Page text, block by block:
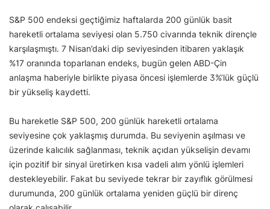
S&P 500 endeksi geçtiğimiz haftalarda 200 günlük basit
hareketli ortalama seviyesi olan 5.750 civarında teknik dirençle
karşılaşmıştı. 7 Nisan’daki dip seviyesinden itibaren yaklaşık
%17 oranında toparlanan endeks, bugün gelen ABD-Çin
anlaşma haberiyle birlikte piyasa öncesi işlemlerde 3%’lük güçlü
bir yükseliş kaydetti.
Bu hareketle S&P 500, 200 günlük hareketli ortalama
seviyesine çok yaklaşmış durumda. Bu seviyenin aşılması ve
üzerinde kalıcılık sağlanması, teknik açıdan yükselişin devamı
için pozitif bir sinyal üretirken kısa vadeli alım yönlü işlemleri
destekleyebilir. Fakat bu seviyede tekrar bir zayıflık görülmesi
durumunda, 200 günlük ortalama yeniden güçlü bir direnç